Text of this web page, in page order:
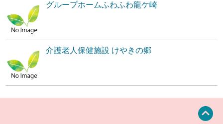
グループホームふわふわ龍ケ崎
介護老人保健施設 けやきの郷